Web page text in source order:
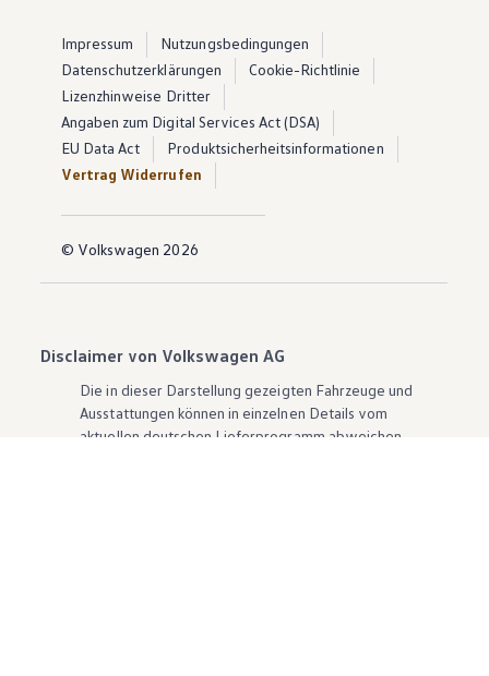
Impressum
Nutzungsbedingungen
Datenschutzerklärungen
Cookie-Richtlinie
Lizenzhinweise Dritter
Angaben zum Digital Services Act (DSA)
EU Data Act
Produktsicherheitsinformationen
Vertrag Widerrufen
© Volkswagen 2026
Disclaimer von Volkswagen AG
Die in dieser Darstellung gezeigten Fahrzeuge und
Ausstattungen können in einzelnen Details vom
aktuellen deutschen Lieferprogramm abweichen.